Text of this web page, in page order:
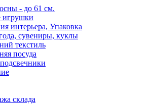
- до 61 см.
игрушки
интерьера, Упаковка
сувениры, куклы
текстиль
посуда
склада